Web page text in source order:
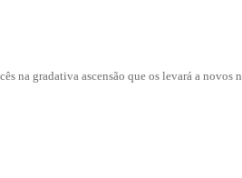
na gradativa ascensão que os levará a novos